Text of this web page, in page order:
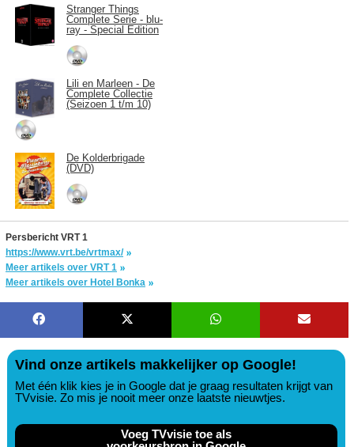
Stranger Things
Complete Serie - blu-
ray - Special Edition
Lili en Marleen - De
Complete Collectie
(Seizoen 1 t/m 10)
De Kolderbrigade
(DVD)
Persbericht VRT 1
https://www.vrt.be/vrtmax/
Meer artikels over VRT 1
Meer artikels over Hotel Bonka
Vind onze artikels makkelijker op Google!
Met één klik kies je in Google dat je graag resultaten krijgt van
TVvisie. Zo mis je nooit meer onze laatste nieuwtjes.
Voeg TVvisie toe als